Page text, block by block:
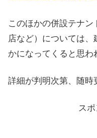
このほかの併設テナ
店など）については
かになってくると思わ
詳細が判明次第、随時
ス